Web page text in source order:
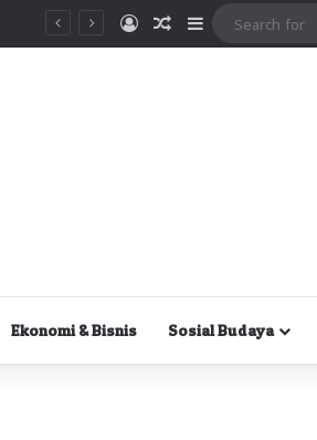
MasukRandom Article
Sidebar
Ekonomi & Bisnis Sosial Budaya